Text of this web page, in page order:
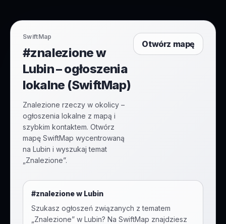
SwiftMap
#znalezione w
Lubin – ogłoszenia
lokalne (SwiftMap)
Znalezione rzeczy w okolicy –
ogłoszenia lokalne z mapą i
szybkim kontaktem. Otwórz
mapę SwiftMap wycentrowaną
na Lubin i wyszukaj temat
„Znalezione”.
Otwórz mapę
#znalezionew Lubin
Szukasz ogłoszeń związanych z tematem
Znalezione” w Lubin? Na SwiftMap znajdziesz